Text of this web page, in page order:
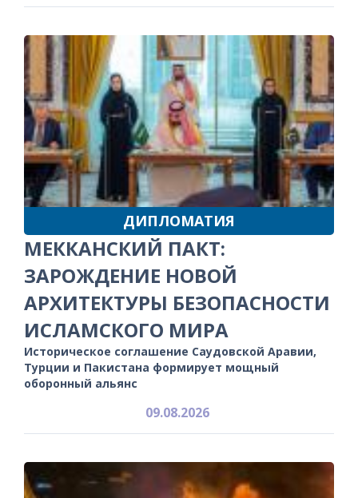
ДИПЛОМАТИЯ
МЕККАНСКИЙ ПАКТ:
ЗАРОЖДЕНИЕ НОВОЙ
АРХИТЕКТУРЫ БЕЗОПАСНОСТИ
ИСЛАМСКОГО МИРА
Историческое соглашение Саудовской Аравии,
Турции и Пакистана формирует мощный
оборонный альянс
09.08.2026